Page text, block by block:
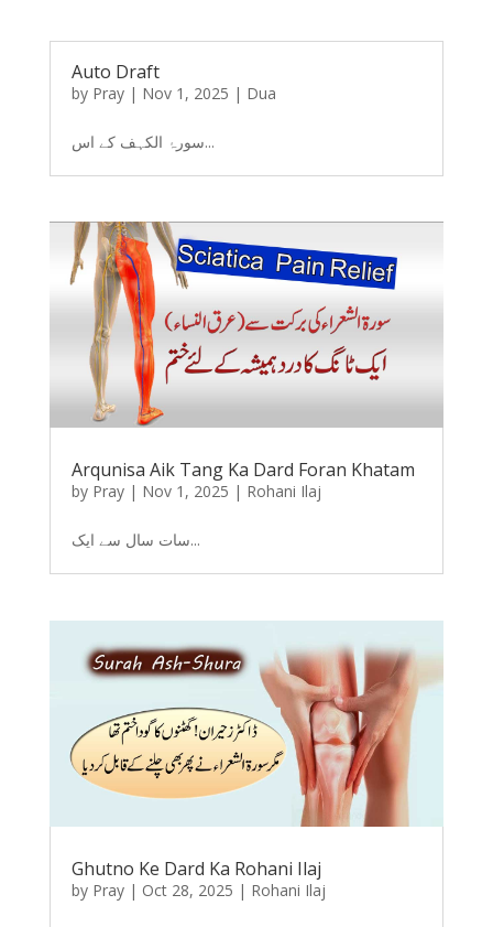
Auto Draft
by Pray| Nov 1, 2025 | Dua
سورۂ الکہف کے اس...
Arqunisa Aik Tang Ka Dard Foran Khatam
by Pray| Nov 1, 2025 | Rohani Ilaj
سات سال سے ایک...
Ghutno Ke Dard Ka Rohani Ilaj
by Pray| Oct 28, 2025 | Rohani Ilaj